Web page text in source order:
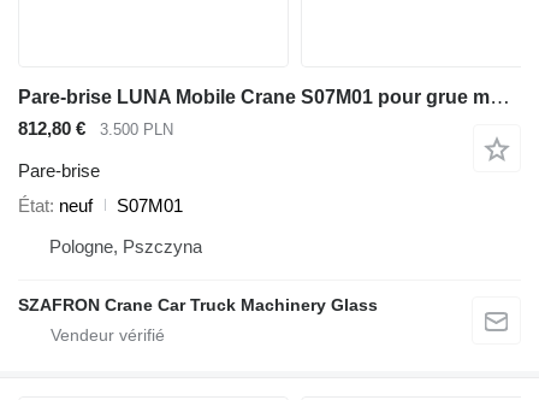
Pare-brise LUNA Mobile Crane S07M01 pour grue mobile Luna Luna AT50/38, 70/46, 35/32
812,80 € 3.500 PLN
Pare-brise
État neuf
S07M01
Pologne, Pszczyna
SZAFRON Crane Car Truck Machinery Glass